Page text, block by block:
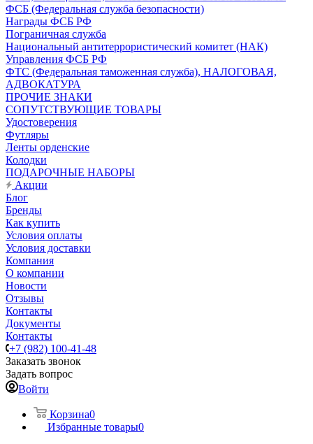
ФСБ (Федеральная служба безопасности)
Награды ФСБ РФ
Пограничная служба
Национальный антитеррористический комитет (НАК)
Управления ФСБ РФ
ФТС (Федеральная таможенная служба), НАЛОГОВАЯ,
АДВОКАТУРА
ПРОЧИЕ ЗНАКИ
СОПУТСТВУЮЩИЕ ТОВАРЫ
Удостоверения
Футляры
Ленты орденские
Колодки
ПОДАРОЧНЫЕ НАБОРЫ
Акции
Блог
Бренды
Как купить
Условия оплаты
Условия доставки
Компания
О компании
Новости
Отзывы
Контакты
Документы
Контакты
+7 (982) 100-41-48
Заказать звонок
Задать вопрос
Войти
Корзина0
Избранные товары0